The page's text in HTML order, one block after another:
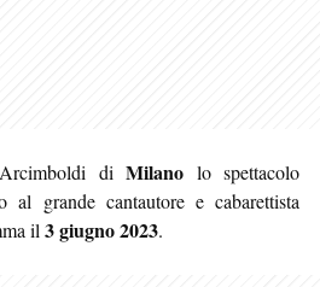
di Milano lo spettacolo
al grande cantautore e cabarettista
il 3 giugno 2023.